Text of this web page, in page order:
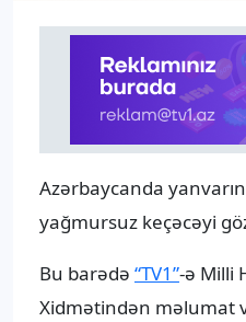
Azərbaycanda
yağmursuz keçəcəyi
Bu barədə “TV1”-ə Milli
Xidmətindən məlumat